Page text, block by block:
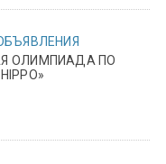
ОЛИМПИАДА ПО